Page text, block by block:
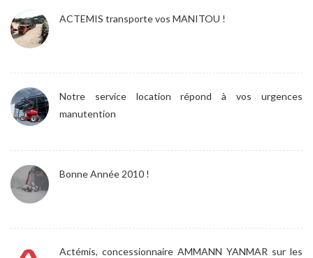
ACTEMIS transporte vos MANITOU !
Notre service location répond à vos urgences
manutention
Bonne Année 2010 !
Actémis, concessionnaire AMMANN YANMAR sur les